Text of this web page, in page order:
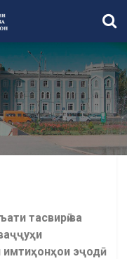
тасвирӣ ва
эҷодӣ